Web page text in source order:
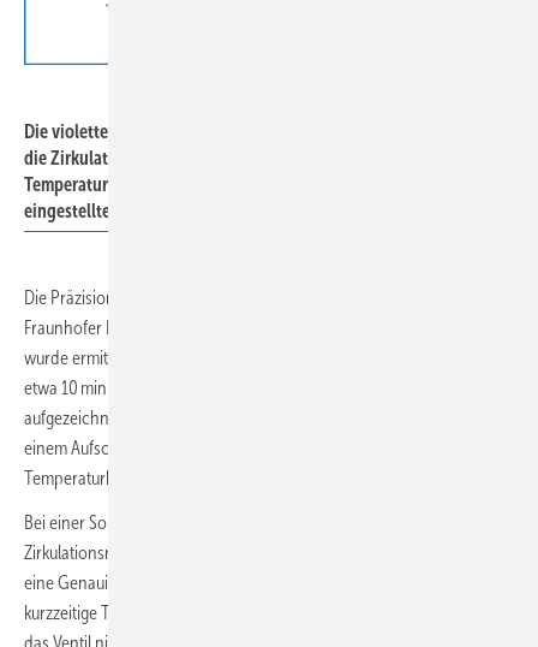
Die violette Messkurve zeigt den Temperaturverlauf am Eintritt in
die Zirkulation, die rote den Temperaturverlauf am Ventil. Beide
Temperaturkurven verlaufen nahezu konstant entlang des
eingestellten Sollwerts, dargestellt durch die graue Linie.
Die Präzision der Temperaturhaltung des AquaVip Zirk-e hat das
Fraunhofer ISE in messtechnischen Untersuchungen überprüft. Dabei
wurde ermittelt, wie das Ventil auf längere Temperaturstörungen von
etwa 10 min reagiert und kürzere von weniger als 5 min. Das
aufgezeichnete Regelverhalten des Ventils gibt Aufschluss, ob es zu
einem Aufschwingen kommen kann sowie über die Qualität der
Temperaturkonstanz.
Bei einer Sollwertvorgabe von 57 °C hatte das elektronische
Zirkulationsregulierventil bei den messtechnischen Untersuchungen
eine Genauigkeit der Temperaturhaltung von besser als 1 K. Auf
kurzzeitige Temperaturabweichung von weniger als 5 min reagierte
das Ventil nicht. Das passt zur Trägheit einer Trinkwasser-Installation: